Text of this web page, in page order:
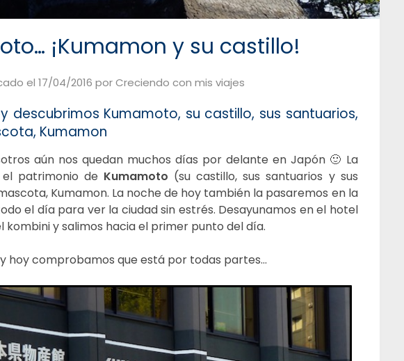
¡Kumamon y su castillo!
el 17/04/2016 porCreciendo con mis viajes
descubrimos Kumamoto, su castillo, sus santuarios,
Kumamon
aún nos quedan muchos días por delante en Japón 🙂 La
patrimonio de Kumamoto (su castillo, sus santuarios y sus
Kumamon. La noche de hoy también la pasaremos en la
el día para ver la ciudad sin estrés. Desayunamos en el hotel
y salimos hacia el primer punto del día.
hoy comprobamos que está por todas partes…